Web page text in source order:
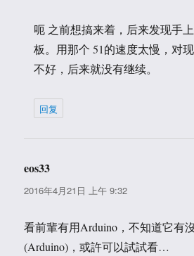
呃 之前想搞来着，后来发现手
板。用那个 51的速度太慢，对
不好，后来就没有继续。
回复
eos33
道：
2016年4月21日 上午 9:32
看前輩有用Arduino，不知道它有
(Arduino)，或許可以試試看…